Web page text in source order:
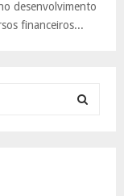
desenvolvimento
financeiros...